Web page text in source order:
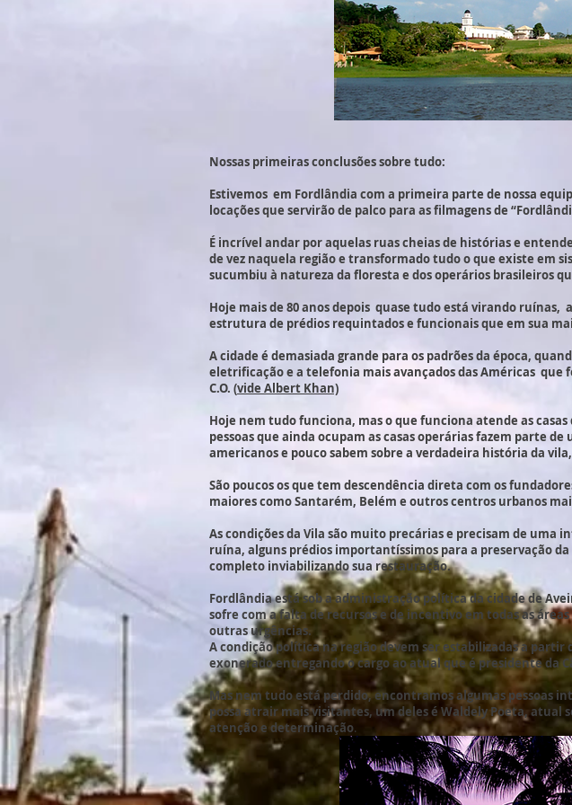
Nossas primeiras conclusões sobre tudo:
Estivemos em Fordlândia com a primeira parte de nossa
locações que servirão de palco para as filmagens de
É incrível andar por aquelas ruas cheias de histórias e
de vez naquela região e transformado tudo o que existe em
sucumbiu à natureza da floresta e dos operários brasileiros
Hoje mais de 80 anos depois quase tudo está virando
estrutura de prédios requintados e funcionais que em sua
A cidade é demasiada grande para os padrões da época,
eletrificação e a telefonia mais avançados das Américas
C.O. (vide Albert Khan)
Hoje nem tudo funciona, mas o que funciona atende as
pessoas que ainda ocupam as casas operárias fazem parte
americanos e pouco sabem sobre a verdadeira história da
São poucos os que tem descendência direta com os
maiores como Santarém, Belém e outros centros urbanos
As condições da Vila são muito precárias e precisam de
ruína, alguns prédios importantíssimos para a preservação
completo inviabilizando sua restauração.
Fordlândia está sob a administração política da cidade de
sofre com a falta de recursos e de incentivo em todas as
outras urgências.
A condição política na região devem ser estabilizadas a
exonerado entregando o cargo ao atual que é presidente da
Mas nem tudo está perdido, encontramos algumas pessoas
possa atrair mais visitantes, um deles é Waldely Poeta,
atenção e determinação.